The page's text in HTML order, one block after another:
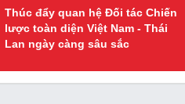
Thúc đẩy quan hệ Đối tác Chiến
lược toàn diện Việt Nam - Thái
Lan ngày càng sâu sắc